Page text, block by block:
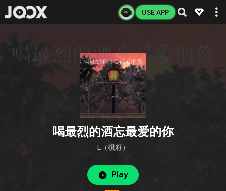
USE APP
喝最烈的酒忘最爱的你
L（桃籽）
Play